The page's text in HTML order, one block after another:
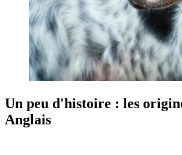
Un peu d'histoire : les
Anglais